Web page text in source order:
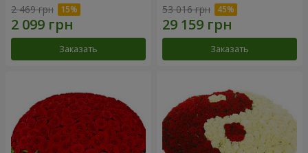
2 469 грн
Заказать
53 016 грн
Заказать